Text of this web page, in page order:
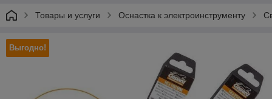
Товары и услуги Оснастка к электроинструменту
Выгодно!